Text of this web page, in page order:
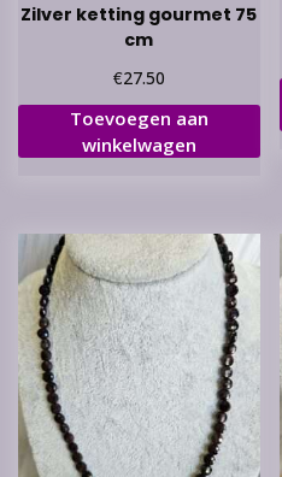
Zilver ketting gourmet 75
cm
€27.50
Toevoegen aan
winkelwagen